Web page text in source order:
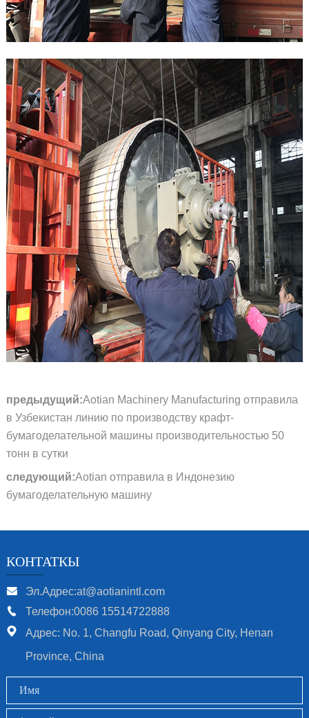
предыдущий:Aotian Machinery Manufacturing отправила
в Узбекистан линию по производству крафт-
бумагоделательной машины производительностью 50
тонн в сутки
следующий:Aotian отправила в Индонезию
бумагоделательную машину
КОНТАТКЫ
Эл.Адрес:at@aotianintl.com
Телефон:0086 15514722888
Адрес: No. 1, Changfu Road, Qinyang City, Henan
Province, China